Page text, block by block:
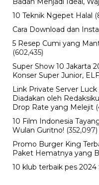
10 Teknik Ngepet Halal
Cara Download dan
5 Resep Cumi yang
(602,435)
Super Show 10 Jakarta
Konser Super Junior,
Link Private Server
Diadakan oleh
Drop Rate yang Melejit
10 Film Indonesia
Wulan Guritno! (352,097)
Promo Burger King
Paket Hematnya yang
10 klub terbaik pes 2024